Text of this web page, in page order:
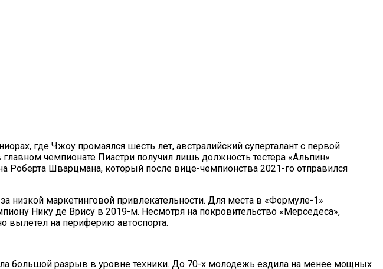
где Чжоу промаялся шесть лет, австралийский суперталант с первой
чемпионате Пиастри получил лишь должность тестера «Альпин»
Роберта Шварцмана, который после вице-чемпионства 2021-го отправился
низкой маркетинговой привлекательности. Для места в «Формуле-1»
Нику де Врису в 2019-м. Несмотря на покровительство «Мерседеса»,
вылетел на периферию автоспорта.
большой разрыв в уровне техники. До 70-х молодежь ездила на менее мощных